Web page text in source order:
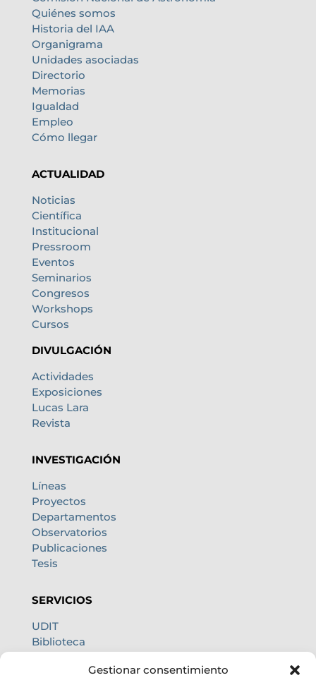
Gestionar consentimiento
Quiénes somos
Historia del IAA
Organigrama
Unidades asociadas
Directorio
Memorias
Igualdad
Empleo
Cómo llegar
ACTUALIDAD
Noticias
Científica
Institucional
Pressroom
Eventos
Seminarios
Congresos
Workshops
Cursos
DIVULGACIÓN
Actividades
Exposiciones
Lucas Lara
Revista
INVESTIGACIÓN
Líneas
Proyectos
Departamentos
Observatorios
Publicaciones
Tesis
SERVICIOS
UDIT
Biblioteca
Oficina internacional